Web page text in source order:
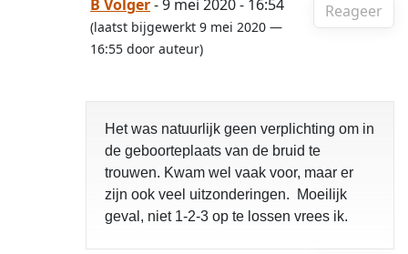
Reageer
B Volger- 9 mei 2020 - 16:54
(laatst bijgewerkt 9 mei 2020 —
16:55 door auteur)
Het was natuurlijk geen verplichting om in
de geboorteplaats van de bruid te
trouwen. Kwam wel vaak voor, maar er
zijn ook veel uitzonderingen. Moeilijk
geval, niet 1-2-3 op te lossen vrees ik.